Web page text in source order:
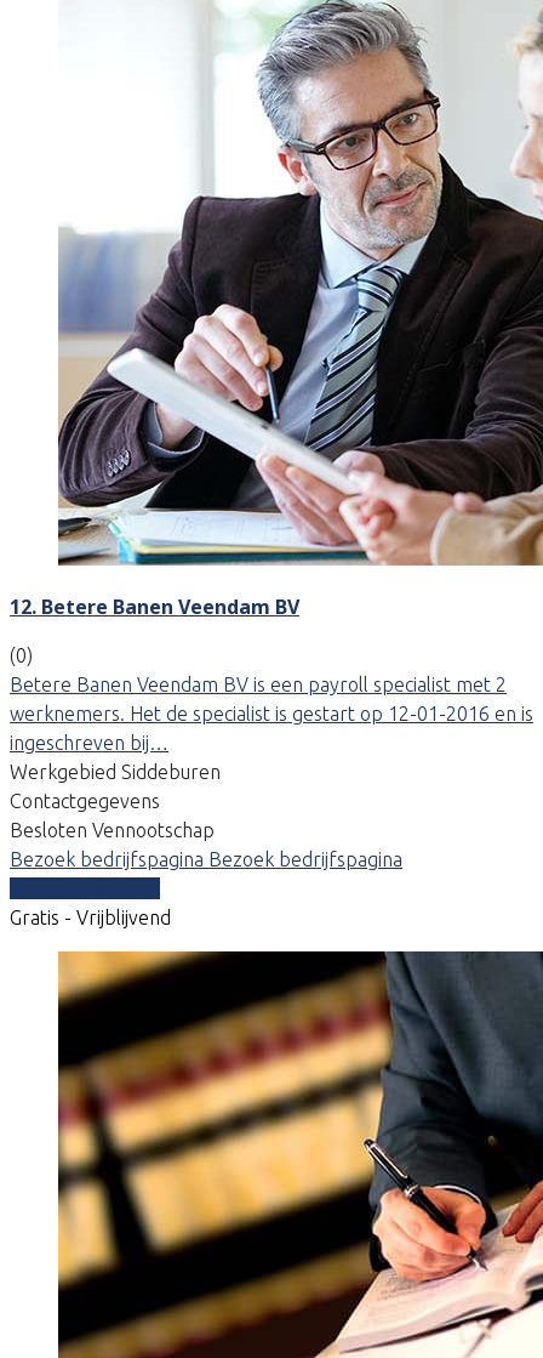
12. Betere Banen Veendam BV
(0)
Betere Banen Veendam BV is een payroll specialist met 2
werknemers. Het de specialist is gestart op 12-01-2016 en is
ingeschreven bij…
Werkgebied Siddeburen
Contactgegevens
Besloten Vennootschap
Bezoek bedrijfspagina Bezoek bedrijfspagina
Gratis - Vrijblijvend